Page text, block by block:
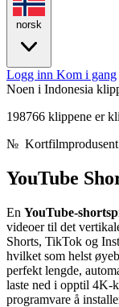
norsk
Logg inn Kom i gang
Noen i Indonesia
198766 klippene er
№ Kortfilmprodusent
YouTube
En YouTube-
videoer til det
Shorts, TikTok og
hvilket som helst
perfekt lengde,
laste ned i opptil 4K-
programvare å